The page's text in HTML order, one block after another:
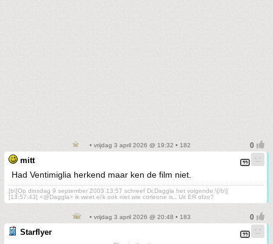
• vrijdag 3 april 2026 @ 19:32 • 182
mitt
Had Ventimiglia herkend maar ken de film niet.
[b\]Op dinsdag 9 september 2003 13:57 schreef Dr.Daggla het volgende:\[/b\]
[13:57:43] <@Daggla> ik weet ei'k ook niet wie corleone is.. Uit ER ofzo?
• vrijdag 3 april 2026 @ 20:48 • 183
Starflyer